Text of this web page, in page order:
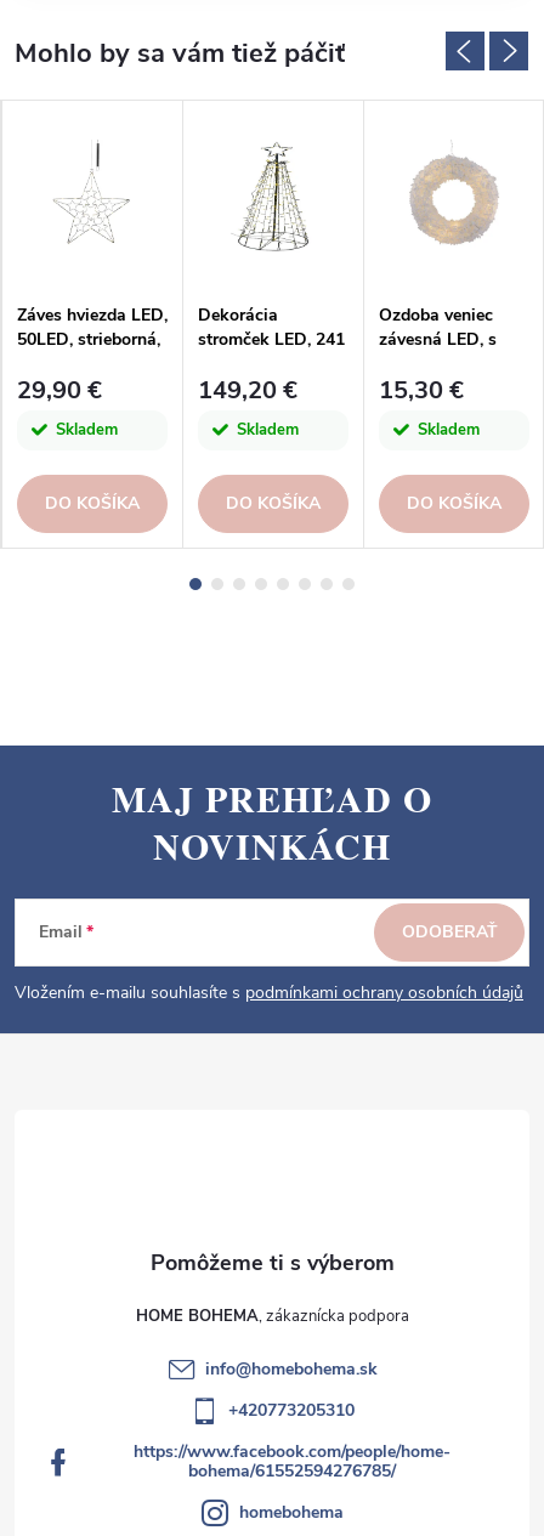
Záves hviezda LED,
50LED, strieborná,
29,90 €
Skladem
DO KOŠÍKA
Dekorácia
stromček LED, 241
čierna,
149,20 €
Skladem
DO KOŠÍKA
Ozdoba veniec
závesná LED, s
plastová, biela,
15,30 €
Skladem
DO KOŠÍKA
p
e
MAJ PREHĽAD O
NOVINKÁCH
Email
Vložením e-mailu souhlasíte s podmínkami ochrany osobních údajů
ODOBERAŤ
HOME BOHEMA
info@homebohema.sk
+420773205310
https://www.facebook.com/people/home-
bohema/61552594276785/
homebohema